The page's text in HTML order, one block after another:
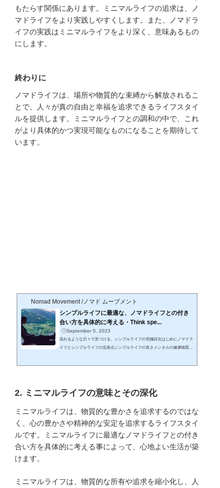
もたらす関係にあります。ミニマルライフの追求は、ノ
マドライフをより実践しやすくします。また、ノマドラ
イフの実践はミニマルライフをより深く、意味あるもの
にします。
終わりに
ノマドライフは、場所や物質的な束縛から解放されるこ
とで、人々が真の自由と幸福を追求できるライフスタイ
ルを提供します。ミニマルライフとの調和の中で、これ
がより具体的かつ実現可能なものになることを期待して
います。
Nomad Movement /ノマド ムーブメント
シンプルライフに最適な、ノマドライフとの付き
合い方を具体的に考える・Think spe...
September 5, 2023
流れるような日々で見つける、シンプルライフの究極目次はじめにノマドラ
イフとシンプルライフの交差点シンプルライフの良さメンタルの健康物質的
内観シンプルライフに最適な、ノマドライフとの付き合い方を具体的に考え
るステップバイステッ...
2. ミニマルライフの意味とその深化
ミニマルライフは、物質的な豊かさを追求するのではな
く、心の豊かさや精神的な安定を追求するライフスタイ
ルです。ミニマルライフに最適なノマドライフとの付き
合い方を具体的に考える事によって、心地よい生活が築
けます。
ミニマルライフは、物質的な所有や追求を縮小化し、人